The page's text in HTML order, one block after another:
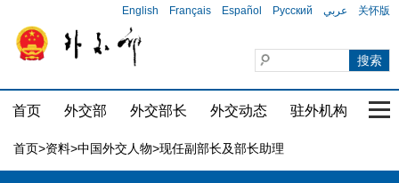
English Français Español Русский عربي 关怀版
首页 外交部 外交部长 外交动态 驻外机构 国
首页>资料>中国外交人物>现任副部长及部长助理